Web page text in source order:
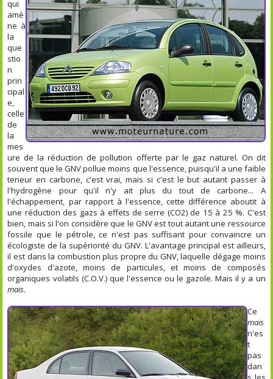
qui
amè
ne à
la
que
stio
n
prin
cipal
e,
celle
de
la
mes
ure de la réduction de pollution offerte par le gaz naturel. On dit
souvent que le GNV pollue moins que l'essence, puisqu'il a une faible
teneur en carbone, c'est vrai, mais si c'est le but autant passer à
l'hydrogène pour qu'il n'y ait plus du tout de carbone... A
l'échappement, par rapport à l'essence, cette différence aboutit à
une réduction des gazs à effets de serre (CO2) de 15 à 25 %. C'est
bien, mais si l'on considère que le GNV est tout autant une ressource
fossile que le pétrole, ce n'est pas suffisant pour convaincre un
écologiste de la supériorité du GNV. L'avantage principal est ailleurs,
il est dans la combustion plus propre du GNV, laquelle dégage moins
d'oxydes d'azote, moins de particules, et moins de composés
organiques volatils (C.O.V.) que l'essence ou le gazole. Mais il y a un
mais.
Ce
mais
n'es
t
pas
dan